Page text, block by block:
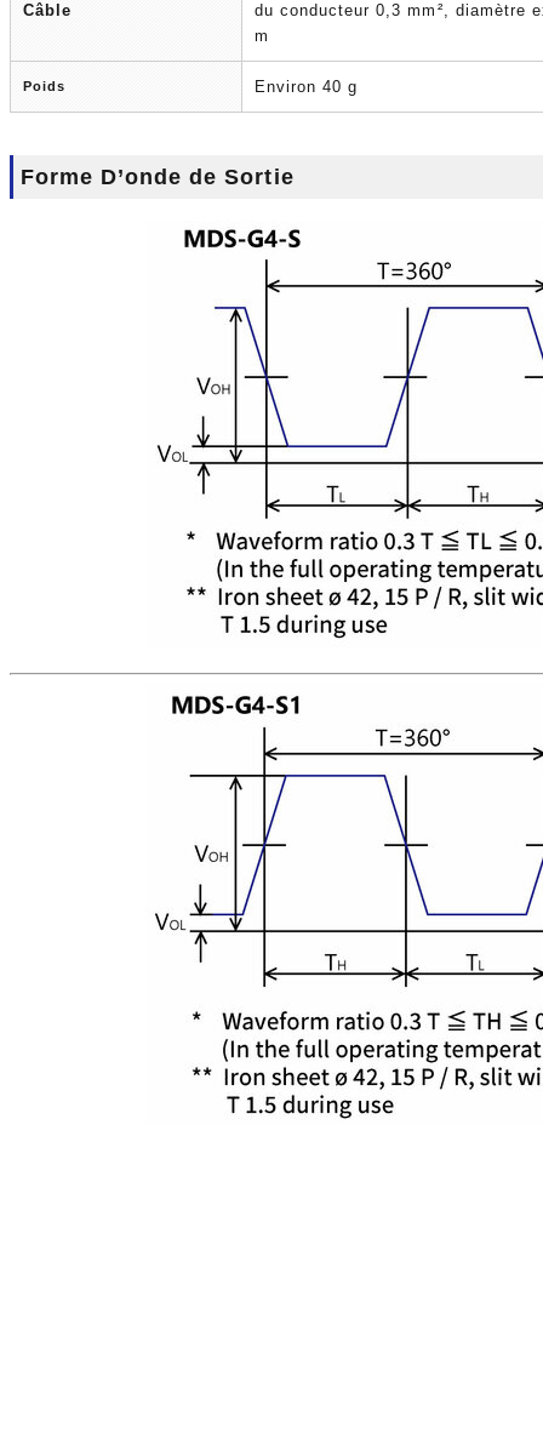
Câble
du conducteur 0,3 mm², diamètre
m
Poids Environ 40 g
Forme D’onde de Sortie